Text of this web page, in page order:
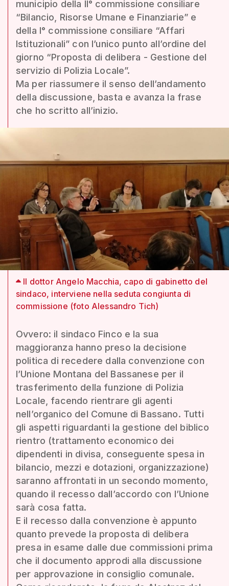
municipio della II° commissione consiliare
“Bilancio, Risorse Umane e Finanziarie” e
della I° commissione consiliare “Affari
Istituzionali” con l’unico punto all’ordine del
giorno “Proposta di delibera - Gestione del
servizio di Polizia Locale”.
Ma per riassumere il senso dell’andamento
della discussione, basta e avanza la frase
che ho scritto all’inizio.
Il dottor Angelo Macchia, capo di gabinetto del
sindaco, interviene nella seduta congiunta di
commissione (foto Alessandro Tich)
Ovvero: il sindaco Finco e la sua
maggioranza hanno preso la decisione
politica di recedere dalla convenzione con
l’Unione Montana del Bassanese per il
trasferimento della funzione di Polizia
Locale, facendo rientrare gli agenti
nell’organico del Comune di Bassano. Tutti
gli aspetti riguardanti la gestione del biblico
rientro (trattamento economico dei
dipendenti in divisa, conseguente spesa in
bilancio, mezzi e dotazioni, organizzazione)
saranno affrontati in un secondo momento,
quando il recesso dall’accordo con l’Unione
sarà cosa fatta.
E il recesso dalla convenzione è appunto
quanto prevede la proposta di delibera
presa in esame dalle due commissioni prima
che il documento approdi alla discussione
per approvazione in consiglio comunale.